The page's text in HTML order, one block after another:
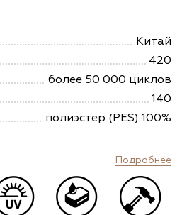
Китай
420
более 50 000 циклов
140
полиэстер (PES) 100%
Подробнее